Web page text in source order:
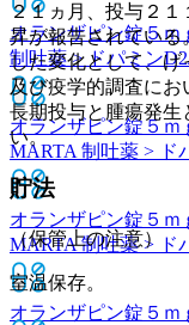
オランザピン錠５ｍ
制吐薬 > ドパミン
オランザピン錠５ｍ
MARTA 制吐薬 > ド
オランザピン錠５ｍ
MARTA 制吐薬 > ド
オランザピン錠５ｍ
２１ヵ月、投与２
昇が報告されている
した変化として、げ
及び疫学的調査に
長期投与と腫瘍発生
い。
貯法
（保管上の注意）
室温保存。